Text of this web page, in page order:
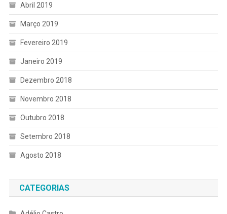
Abril 2019
Março 2019
Fevereiro 2019
Janeiro 2019
Dezembro 2018
Novembro 2018
Outubro 2018
Setembro 2018
Agosto 2018
CATEGORIAS